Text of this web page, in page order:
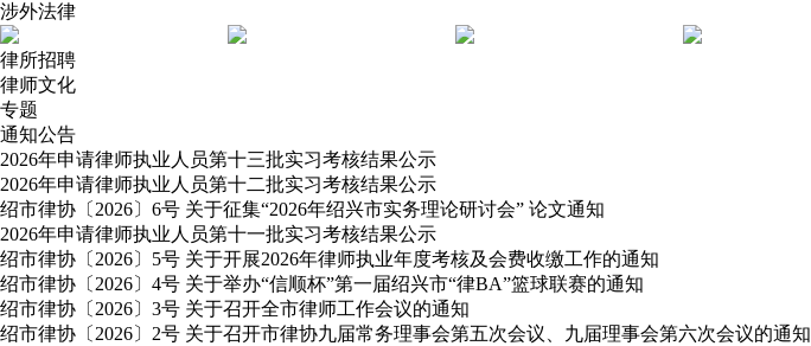
涉外法律
律所招聘
律师文化
专题
通知公告
2026年申请律师执业人员第十三批实习考核结果公示
2026年申请律师执业人员第十二批实习考核结果公示
绍市律协〔2026〕6号 关于征集“2026年绍兴市实务理论研讨会” 论文通知
2026年申请律师执业人员第十一批实习考核结果公示
绍市律协〔2026〕5号 关于开展2026年律师执业年度考核及会费收缴工作的通知
绍市律协〔2026〕4号 关于举办“信顺杯”第一届绍兴市“律BA”篮球联赛的通知
绍市律协〔2026〕3号 关于召开全市律师工作会议的通知
绍市律协〔2026〕2号 关于召开市律协九届常务理事会第五次会议、九届理事会第六次会议的通知